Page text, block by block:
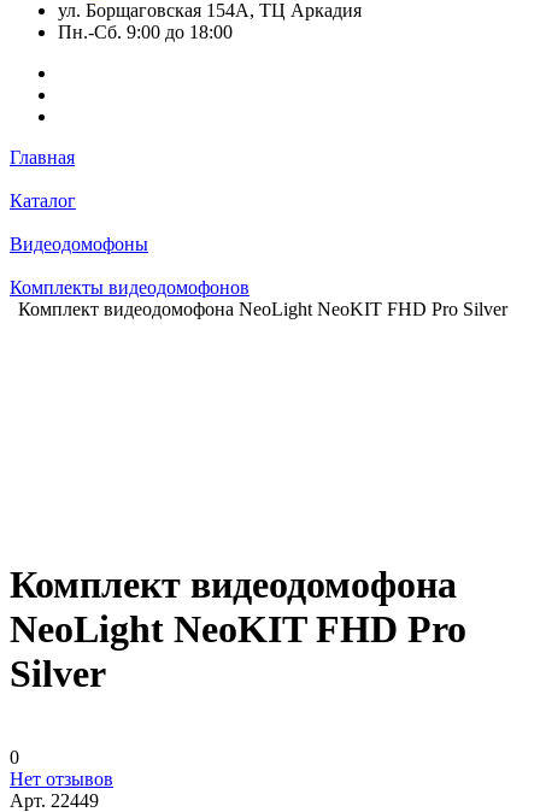
ул. Борщаговская 154А, ТЦ Аркадия
Пн.-Сб. 9:00 до 18:00
Главная
Каталог
Видеодомофоны
Комплекты видеодомофонов
Комплект видеодомофона NeoLight NeoKIT FHD Pro Silver
Комплект видеодомофона
NeoLight NeoKIT FHD Pro
Silver
0
Нет отзывов
Арт. 22449